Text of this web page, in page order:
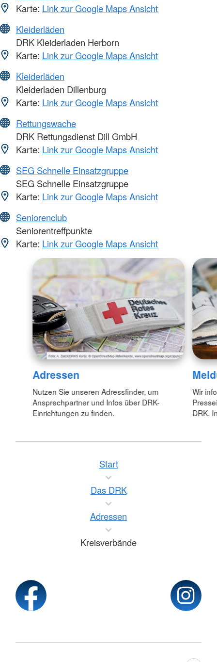
Karte: Link zur Google Maps Ansicht
Kleiderläden
DRK Kleiderladen Herborn
Karte: Link zur Google Maps Ansicht
Kleiderläden
Kleiderladen Dillenburg
Karte: Link zur Google Maps Ansicht
Rettungswache
DRK Rettungsdienst Dill GmbH
Karte: Link zur Google Maps Ansicht
SEG Schnelle Einsatzgruppe
SEG Schnelle Einsatzgruppe
Karte: Link zur Google Maps Ansicht
Seniorenclub
Seniorentreffpunkte
Karte: Link zur Google Maps Ansicht
Adressen
Nutzen Sie unseren Adressfinder, um
Ansprechpartner und Infos über DRK-
Einrichtungen zu finden.
Wir
DRK.
Start
Das DRK
Adressen
Kreisverbände